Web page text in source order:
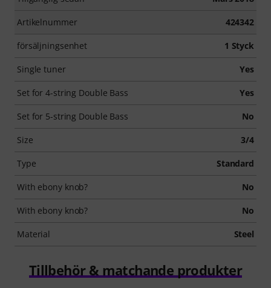
Artikelnummer 424342
försäljningsenhet 1 Styck
Single tuner Yes
Set for 4-string Double Bass Yes
Set for 5-string Double Bass No
Size 3/4
Type Standard
With ebony knob? No
With ebony knob? No
Material Steel
Tillbehör & matchande produkter